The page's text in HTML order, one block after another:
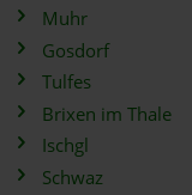
Muhr
Gosdorf
Tulfes
Brixen im Thale
Ischgl
Schwaz